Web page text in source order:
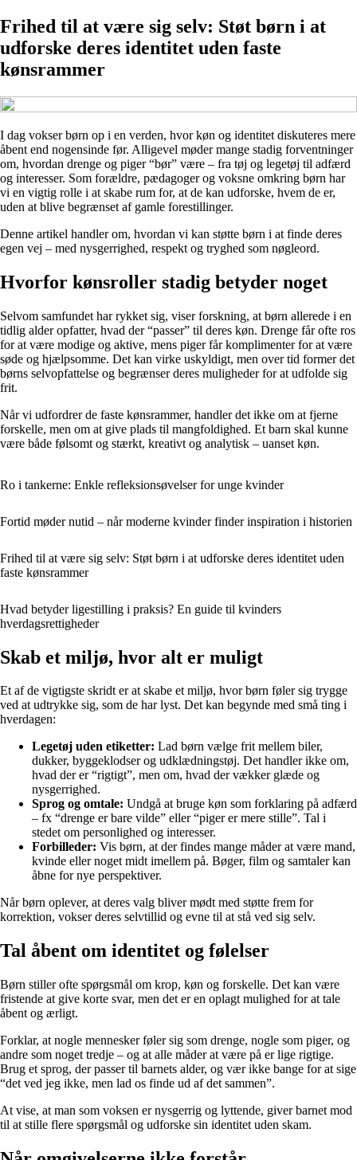
Frihed til at være sig selv: Støt børn i at
udforske deres identitet uden faste
kønsrammer
I dag vokser børn op i en verden, hvor køn og identitet diskuteres mere
åbent end nogensinde før. Alligevel møder mange stadig forventninger
om, hvordan drenge og piger “bør” være – fra tøj og legetøj til adfærd
og interesser. Som forældre, pædagoger og voksne omkring børn har
vi en vigtig rolle i at skabe rum for, at de kan udforske, hvem de er,
uden at blive begrænset af gamle forestillinger.
Denne artikel handler om, hvordan vi kan støtte børn i at finde deres
egen vej – med nysgerrighed, respekt og tryghed som nøgleord.
Hvorfor kønsroller stadig betyder noget
Selvom samfundet har rykket sig, viser forskning, at børn allerede i en
tidlig alder opfatter, hvad der “passer” til deres køn. Drenge får ofte ros
for at være modige og aktive, mens piger får komplimenter for at være
søde og hjælpsomme. Det kan virke uskyldigt, men over tid former det
børns selvopfattelse og begrænser deres muligheder for at udfolde sig
frit.
Når vi udfordrer de faste kønsrammer, handler det ikke om at fjerne
forskelle, men om at give plads til mangfoldighed. Et barn skal kunne
være både følsomt og stærkt, kreativt og analytisk – uanset køn.
Ro i tankerne: Enkle refleksionsøvelser for unge kvinder
Fortid møder nutid – når moderne kvinder finder inspiration i historien
Frihed til at være sig selv: Støt børn i at udforske deres identitet uden
faste kønsrammer
Hvad betyder ligestilling i praksis? En guide til kvinders
hverdagsrettigheder
Skab et miljø, hvor alt er muligt
Et af de vigtigste skridt er at skabe et miljø, hvor børn føler sig trygge
ved at udtrykke sig, som de har lyst. Det kan begynde med små ting i
hverdagen:
Legetøj uden etiketter: Lad børn vælge frit mellem biler,
dukker, byggeklodser og udklædningstøj. Det handler ikke om,
hvad der er “rigtigt”, men om, hvad der vækker glæde og
nysgerrighed.
Sprog og omtale: Undgå at bruge køn som forklaring på adfærd
– fx “drenge er bare vilde” eller “piger er mere stille”. Tal i
stedet om personlighed og interesser.
Forbilleder: Vis børn, at der findes mange måder at være mand,
kvinde eller noget midt imellem på. Bøger, film og samtaler kan
åbne for nye perspektiver.
Når børn oplever, at deres valg bliver mødt med støtte frem for
korrektion, vokser deres selvtillid og evne til at stå ved sig selv.
Tal åbent om identitet og følelser
Børn stiller ofte spørgsmål om krop, køn og forskelle. Det kan være
fristende at give korte svar, men det er en oplagt mulighed for at tale
åbent og ærligt.
Forklar, at nogle mennesker føler sig som drenge, nogle som piger, og
andre som noget tredje – og at alle måder at være på er lige rigtige.
Brug et sprog, der passer til barnets alder, og vær ikke bange for at sige
“det ved jeg ikke, men lad os finde ud af det sammen”.
At vise, at man som voksen er nysgerrig og lyttende, giver barnet mod
til at stille flere spørgsmål og udforske sin identitet uden skam.